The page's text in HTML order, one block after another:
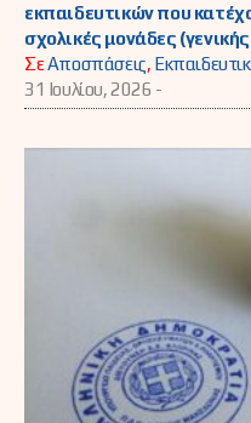
εκπαιδευτικών που
σχολικές μονάδες
ΣεΑποσπάσεις,
31 Ιουλίου, 2026 -